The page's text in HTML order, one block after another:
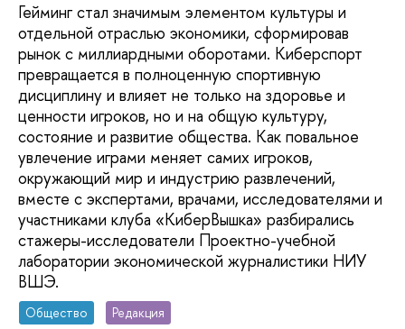
Гейминг стал значимым элементом культуры и
отдельной отраслью экономики, сформировав
рынок с миллиардными оборотами. Киберспорт
превращается в полноценную спортивную
дисциплину и влияет не только на здоровье и
ценности игроков, но и на общую культуру,
состояние и развитие общества. Как повальное
увлечение играми меняет самих игроков,
окружающий мир и индустрию развлечений,
вместе с экспертами, врачами, исследователями и
участниками клуба «КиберВышка» разбирались
стажеры-исследователи Проектно-учебной
лаборатории экономической журналистики НИУ
ВШЭ.
Общество Редакция